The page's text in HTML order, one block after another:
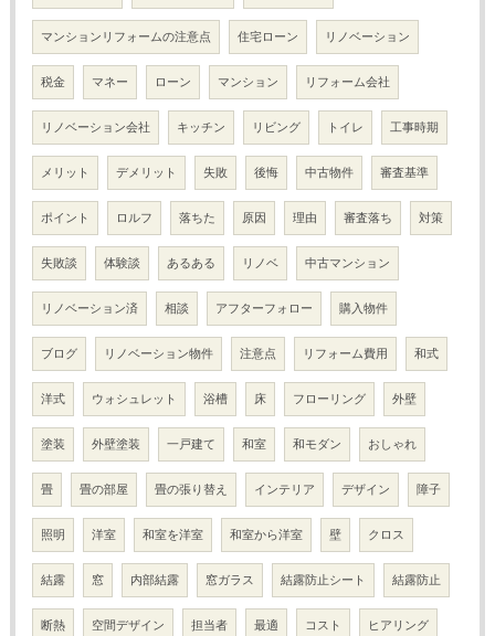
マンションリフォームの注意点 住宅ローン リノベーション
税金 マネー ローン マンション リフォーム会社
リノベーション会社 キッチン リビング トイレ 工事時期
メリット デメリット 失敗 後悔 中古物件 審査基準
ポイント ロルフ 落ちた 原因 理由 審査落ち 対策
失敗談 体験談 あるある リノベ 中古マンション
リノベーション済 相談 アフターフォロー 購入物件
ブログ リノベーション物件 注意点 リフォーム費用 和式
洋式 ウォシュレット 浴槽 床 フローリング 外壁
塗装 外壁塗装 一戸建て 和室 和モダン おしゃれ
畳 畳の部屋 畳の張り替え インテリア デザイン 障子
照明 洋室 和室を洋室 和室から洋室 壁 クロス
結露 窓 内部結露 窓ガラス 結露防止シート 結露防止
断熱 空間デザイン 担当者 最適 コスト ヒアリング